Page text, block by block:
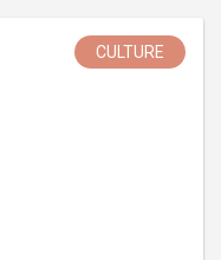
CULTURE